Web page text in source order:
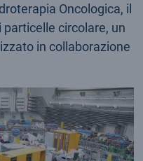
Oncologica, il
circolare, un
in collaborazione